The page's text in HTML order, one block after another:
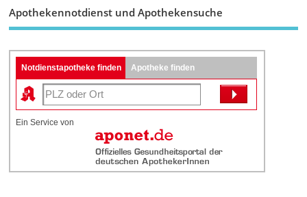
Apothekennotdienst und Apothekensuche
Notdienstapotheke finden Apotheke finden
Ein Service von